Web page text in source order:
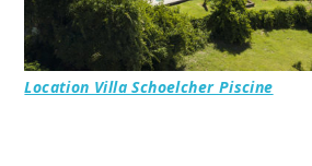
Location Villa Schoelcher Piscine